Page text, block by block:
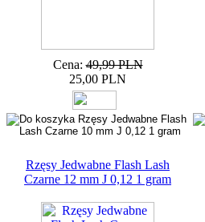
Cena: 49,99 PLN
25,00 PLN
Rzęsy Jedwabne Flash Lash
Czarne 12 mm J 0,12 1 gram